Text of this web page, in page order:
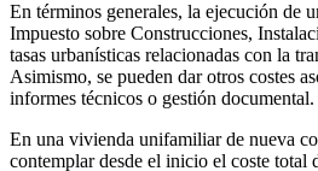
En términos generales, la ejecución de
Impuesto sobre Construcciones,
tasas urbanísticas relacionadas con la
Asimismo, se pueden dar otros costes
informes técnicos o gestión documental.
En una vivienda unifamiliar de nueva
contemplar desde el inicio el coste total